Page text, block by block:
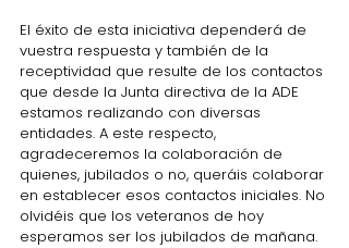
El éxito de esta iniciativa dependerá de
vuestra respuesta y también de la
receptividad que resulte de los contactos
que desde la Junta directiva de la ADE
estamos realizando con diversas
entidades. A este respecto,
agradeceremos la colaboración de
quienes, jubilados o no, queráis colaborar
en establecer esos contactos iniciales. No
olvidéis que los veteranos de hoy
esperamos ser los jubilados de mañana.